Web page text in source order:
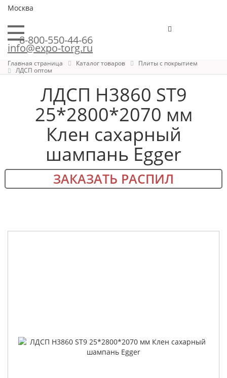
Москва
8-800-550-44-66
info@expo-torg.ru
Главная страница Каталог товаров
Плиты с покрытием
ЛДСП оптом
ЛДСП H3860 ST9
25*2800*2070 мм
Клен сахарный
шампань Egger
ЗАКАЗАТЬ РАСПИЛ